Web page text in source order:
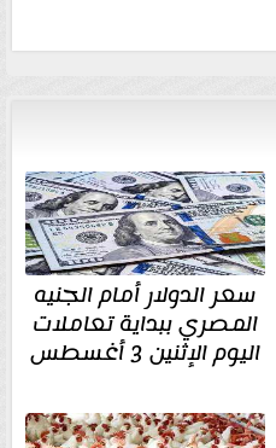
سعر الدولار أمام الجنيه
المصري ببداية تعاملات
اليوم الإثنين 3 أغسطس